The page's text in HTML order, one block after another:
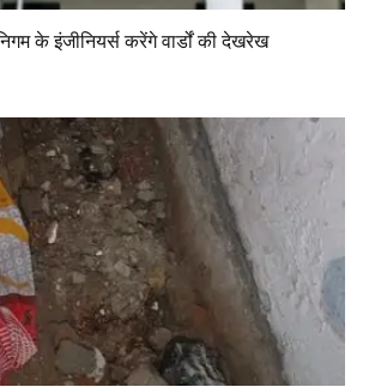
के इंजीनियर्स करेंगे वार्डों की देखरेख